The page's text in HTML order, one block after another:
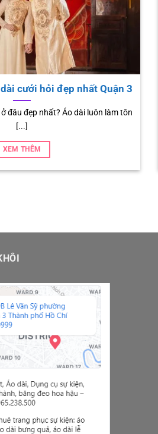
kỷ niệm 8 năm cưới
gọi là anh Bo) và vợ vừa kỷ niệm
[...]
XEM THÊM